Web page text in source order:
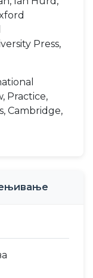
Press,
Practice,
Cambridge,